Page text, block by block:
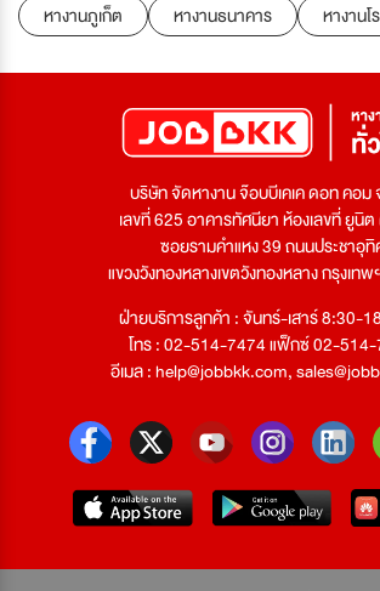
หางานภูเก็ต
หางานธนาคาร หางานโ
บริษัท จัดหางาน จ๊อบบีเคเค ดอท คอม
เลขที่ 625 อาคารทัศนียา ห้องเลขที่ ยูนิ
ซอยรามคำแหง 39 ถนนประชาอุ
แขวงวังทองหลางเขตวังทองหลาง กรุงเท
ฝ่ายบริการลูกค้า : จันทร์-เสาร์ 8:30-
โทร : 02-514-7474 แฟ็กซ์ 02-
อีเมล :help@jobbkk.com,